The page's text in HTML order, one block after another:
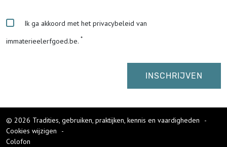
Ik ga akkoord met het privacybeleid van
immaterieelerfgoed.be.
© 2026 Tradities, gebruiken, praktijken, kennis en vaardigheden
-
Cookies wijzigen
-
Colofon